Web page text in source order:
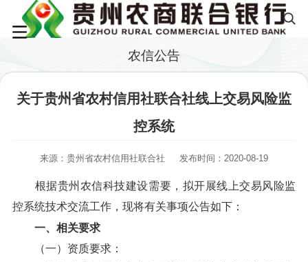
农信公告
关于贵州省农村信用社联合社线上交易风险监
控系统
来源：贵州省农村信用社联合社 发布时间：2020-08-19
根据贵州农信科技建设需要，拟开展线上交易风险监
控系统技术交流工作，现将有关事项公告如下：
一、相关要求
（一）资质要求：